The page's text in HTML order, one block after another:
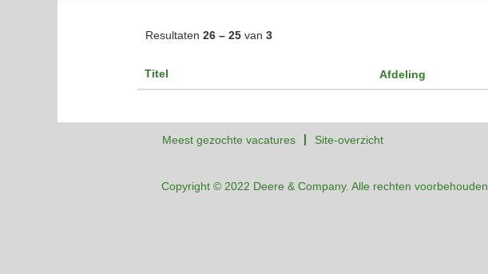
Resultaten 26 – 25 van 3
Titel Afdeling
Meest gezochte vacatures Site-overzicht
Copyright © 2022 Deere & Company. Alle rechten voorbehouden.